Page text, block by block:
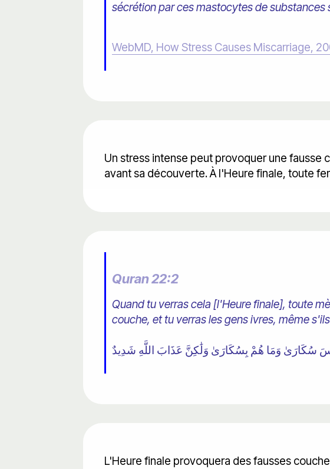
sécrétion par ces mastocytes de
WebMD, How Stress Causes Miscarriage,
Un stress intense peut provoquer une fausse
avant sa découverte. À l'Heure finale, toute
Quran 22:2
Quand tu verras cela [l'Heure finale], toute
couche, et tu verras les gens ivres, même
L'Heure finale provoquera des fausses